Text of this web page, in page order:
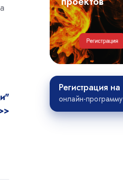
проектов
Регистрация на
онлайн-программу
Регистрация